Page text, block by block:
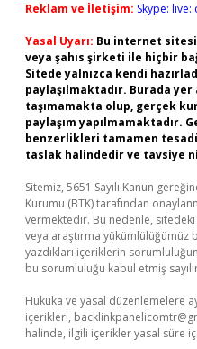
Reklam ve İletişim: Skype:
Yasal Uyarı: Bu internet
veya şahıs şirketi ile hiçbir
Sitede yalnızca kendi
paylaşılmaktadır. Burada
taşımamakta olup, gerçek
paylaşım yapılmamaktadır.
benzerlikleri tamamen
taslak halindedir ve tavsiye
Sitemiz, 5651 Sayılı Kanun
Kurumu (BTK) tarafından
vermektedir. Bu nedenle,
veya araştırma yükümlülüğümüz
yazdıkları içeriklerin
bu sorumluluğu kabul etmiş
Hukuka ve yasal düzenlemelere
içerikleri,
halinde, ilgili içerikler yasal süre